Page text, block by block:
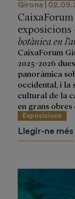
Girona
exposicions
botànica en
CaixaForum
2025-2026
panoràmica
occidental, i la
cultural de la
en grans
Exposicions
Llegir-ne més